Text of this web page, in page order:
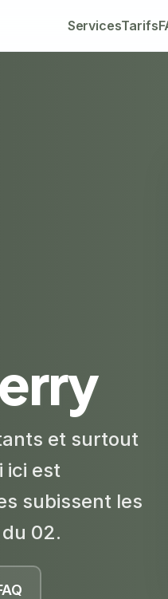
ServicesTarifs
et surtout
ici est
subissent les
02.